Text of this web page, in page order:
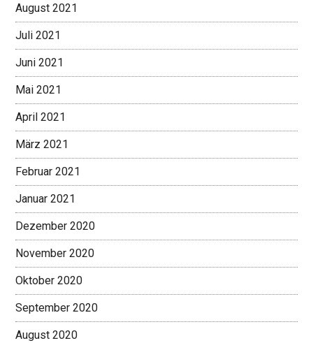
August 2021
Juli 2021
Juni 2021
Mai 2021
April 2021
März 2021
Februar 2021
Januar 2021
Dezember 2020
November 2020
Oktober 2020
September 2020
August 2020